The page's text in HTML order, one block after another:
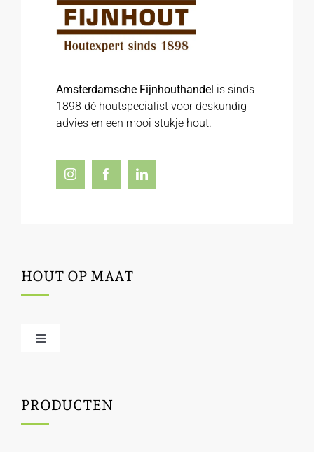
Amsterdamsche Fijnhouthandel is sinds
1898 dé houtspecialist voor deskundig
advies en een mooi stukje hout.
HOUT OP MAAT
Toggle
Houtbewerking
PRODUCTEN